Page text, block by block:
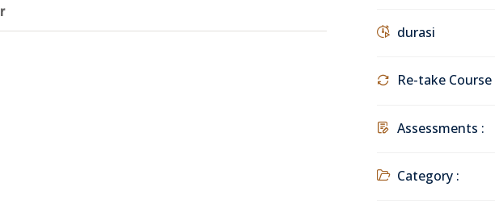
durasi
Re-take Course
Assessments :
Category :